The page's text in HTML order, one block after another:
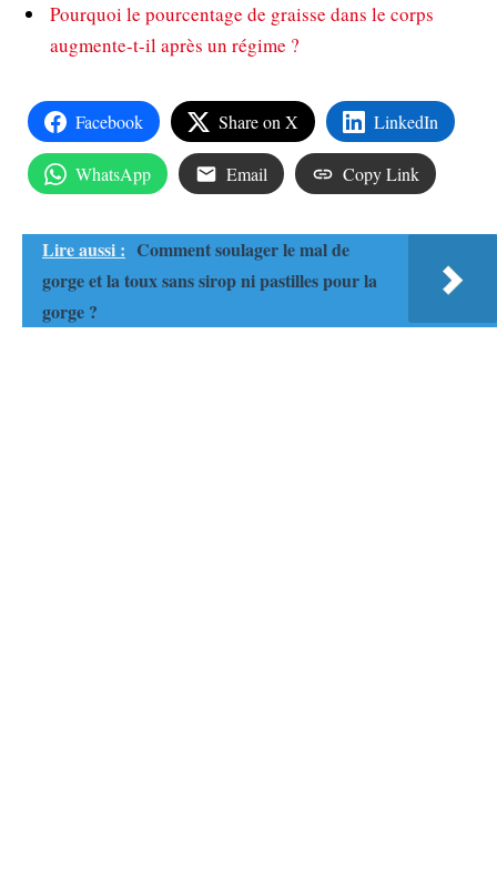
Pourquoi le pourcentage de graisse dans le corps
augmente-t-il après un régime ?
Facebook Share on X LinkedIn
WhatsApp Email Copy Link
Lire aussi : Comment soulager le mal de
gorge et la toux sans sirop ni pastilles pour la
gorge ?